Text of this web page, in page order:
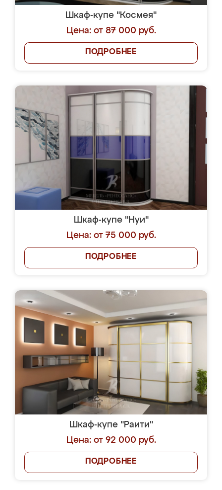
Шкаф-купе "Космея"
Цена: от 87 000 руб.
ПОДРОБНЕЕ
Шкаф-купе "Нуи"
Цена: от 75 000 руб.
ПОДРОБНЕЕ
Шкаф-купе "Раити"
Цена: от 92 000 руб.
ПОДРОБНЕЕ